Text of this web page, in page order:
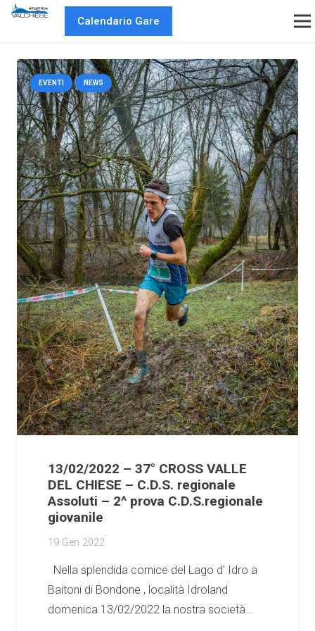
Calendario Gare
EVENTI NEWS
13/02/2022 – 37° CROSS VALLE
DEL CHIESE – C.D.S. regionale
Assoluti – 2^ prova C.D.S.regionale
giovanile
19 Gen 2022
Nella splendida cornice del Lago d’ Idro a
Baitoni di Bondone , località Idroland
domenica 13/02/2022 la nostra società…